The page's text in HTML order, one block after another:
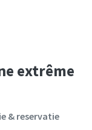
extrême
& reservatie